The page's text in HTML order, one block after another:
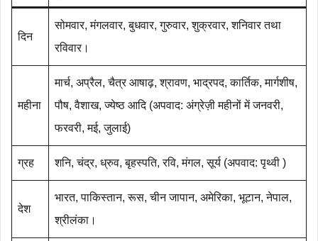
दिन
सोमवार, मंगलवार, बुधवार, गुरुवार, शुक्रवार, शनिवार तथा
रविवार।
महीना
मार्च, अप्रैल, चैत्र आषाढ़, श्रावण, भाद्रपद, कार्तिक, मार्गशीष,
पौष, वैशाख, ज्येष्ठ आदि (अपवाद: अंग्रेज़ी महीनों में जनवरी,
फरवरी, मई, जुलाई)
ग्रह शनि, चंद्र, ध्रुव, बृहस्पति, रवि, मंगल, सूर्य (अपवाद: पृथ्वी )
देश
भारत, पाकिस्तान, रूस, चीन जापान, अमेरिका, भूटान, नेपाल,
श्रीलंका।